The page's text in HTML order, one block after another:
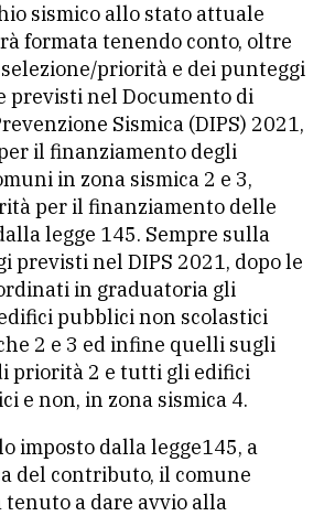
sismico allo stato attuale
formata tenendo conto, oltre
priorità e dei punteggi
previsti nel Documento di
Sismica (DIPS) 2021,
il finanziamento degli
in zona sismica 2 e 3,
per il finanziamento delle
legge 145. Sempre sulla
previsti nel DIPS 2021, dopo le
in graduatoria gli
pubblici non scolastici
2 e 3 ed infine quelli sugli
priorità 2 e tutti gli edifici
e non, in zona sismica 4.
imposto dalla legge145, a
del contributo, il comune
a dare avvio alla